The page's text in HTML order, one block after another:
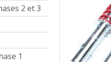
2 et 3
1